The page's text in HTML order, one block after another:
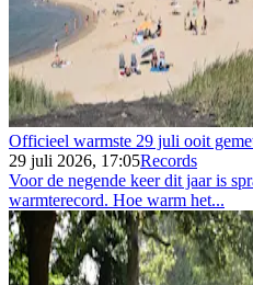
Officieel warmste 29 juli ooit
29 juli 2026, 17:05Records
Voor de negende keer dit jaar is
warmterecord. Hoe warm het...